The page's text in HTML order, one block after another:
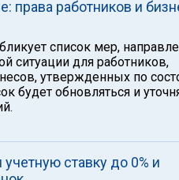
права работников и
список мер,
ситуации для работников,
утвержденных по
будет обновляться и
ставку до 0% и